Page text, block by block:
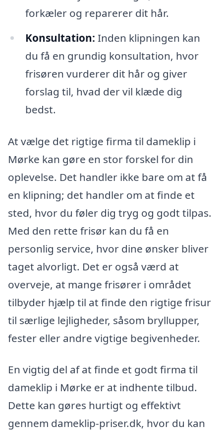
forkæler og reparerer dit hår.
Konsultation: Inden klipningen kan
du få en grundig konsultation, hvor
frisøren vurderer dit hår og giver
forslag til, hvad der vil klæde dig
bedst.
At vælge det rigtige firma til dameklip i
Mørke kan gøre en stor forskel for din
oplevelse. Det handler ikke bare om at få
en klipning; det handler om at finde et
sted, hvor du føler dig tryg og godt tilpas.
Med den rette frisør kan du få en
personlig service, hvor dine ønsker bliver
taget alvorligt. Det er også værd at
overveje, at mange frisører i området
tilbyder hjælp til at finde den rigtige frisur
til særlige lejligheder, såsom bryllupper,
fester eller andre vigtige begivenheder.
En vigtig del af at finde et godt firma til
dameklip i Mørke er at indhente tilbud.
Dette kan gøres hurtigt og effektivt
gennem dameklip-priser.dk, hvor du kan